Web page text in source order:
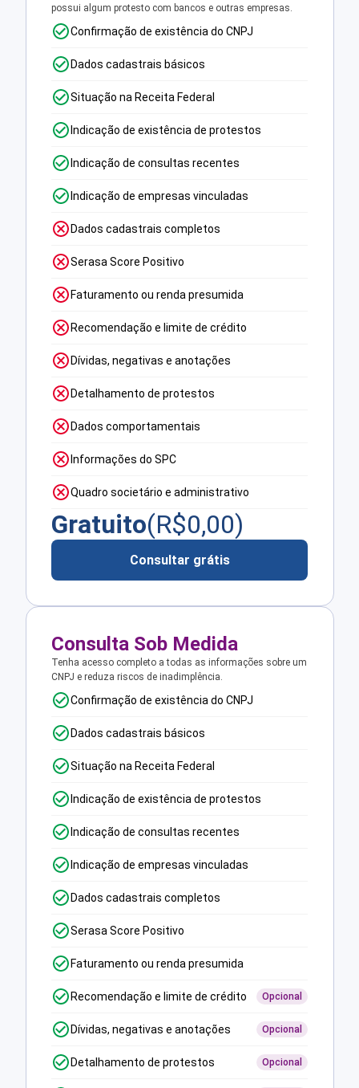
possui algum protesto com bancos e outras empresas.
Confirmação de existência do CNPJ
Dados cadastrais básicos
Situação na Receita Federal
Indicação de existência de protestos
Indicação de consultas recentes
Indicação de empresas vinculadas
Dados cadastrais completos
Serasa Score Positivo
Faturamento ou renda presumida
Recomendação e limite de crédito
Dívidas, negativas e anotações
Detalhamento de protestos
Dados comportamentais
Informações do SPC
Quadro societário e administrativo
Gratuito(R$0,00)
Consultar grátis
Consulta Sob Medida
Tenha acesso completo a todas as informações sobre um
CNPJ e reduza riscos de inadimplência.
Confirmação de existência do CNPJ
Dados cadastrais básicos
Situação na Receita Federal
Indicação de existência de protestos
Indicação de consultas recentes
Indicação de empresas vinculadas
Dados cadastrais completos
Serasa Score Positivo
Faturamento ou renda presumida
Recomendação e limite de crédito Opcional
Dívidas, negativas e anotações Opcional
Detalhamento de protestos Opcional